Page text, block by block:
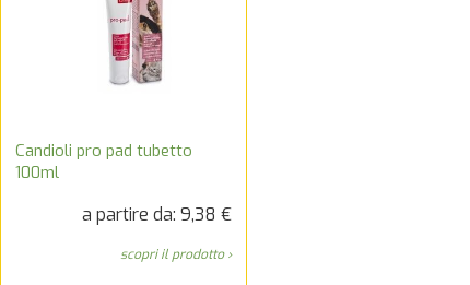
Candioli pro pad tubetto
100ml
a partire da: 9,38 €
scopri il prodotto ›